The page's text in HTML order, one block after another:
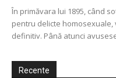
În primăvara lui 1895, când
pentru delicte
definitiv. Până atunci
Recente